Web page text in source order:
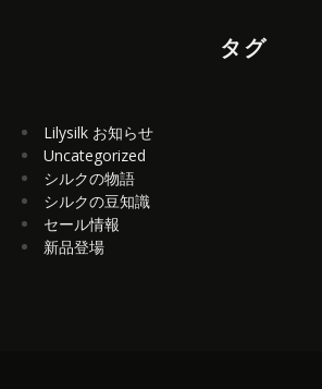
タグ
Lilysilk お知らせ
Uncategorized
シルクの物語
シルクの豆知識
セール情報
新品登場